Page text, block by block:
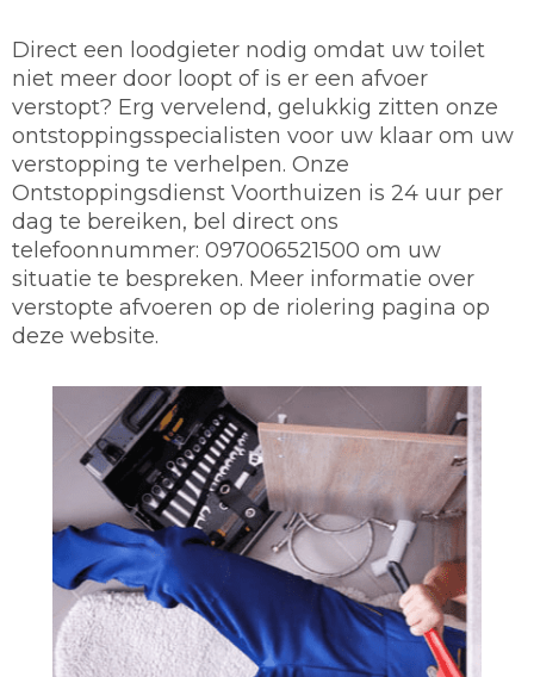
Direct een loodgieter nodig omdat uw toilet
niet meer door loopt of is er een afvoer
verstopt? Erg vervelend, gelukkig zitten onze
ontstoppingsspecialisten voor uw klaar om uw
verstopping te verhelpen. Onze
Ontstoppingsdienst Voorthuizen is 24 uur per
dag te bereiken, bel direct ons
telefoonnummer: 097006521500 om uw
situatie te bespreken. Meer informatie over
verstopte afvoeren op de riolering pagina op
deze website.